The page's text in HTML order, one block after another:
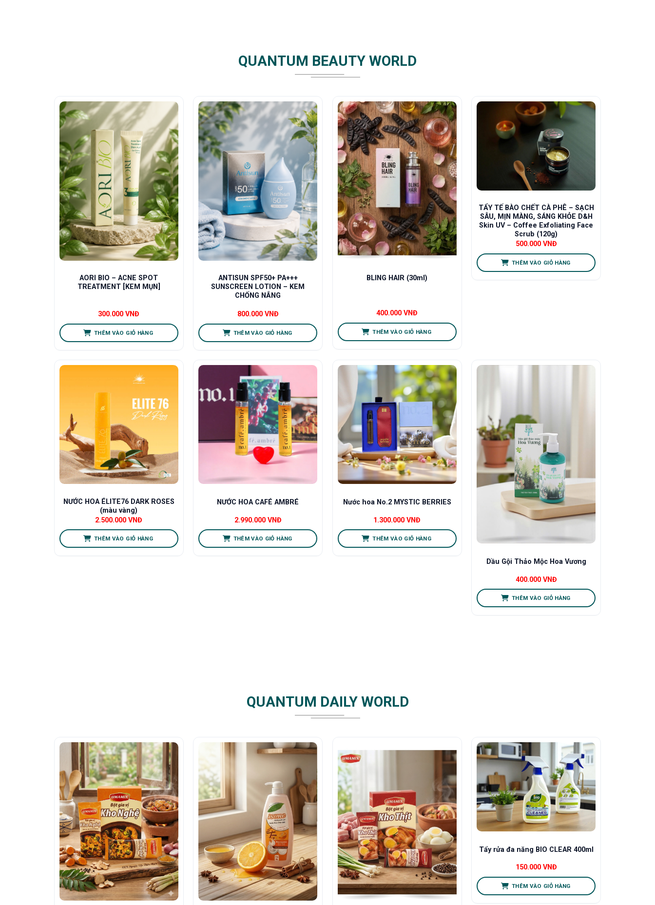
QUANTUM BEAUTY WORLD
AORI BIO – ACNE SPOT
TREATMENT [KEM MỤN]
300.000VNĐ
THÊM VÀO GIỎ HÀNG
ANTISUN SPF50+ PA+++
SUNSCREEN LOTION – KEM
CHỐNG NẮNG
800.000 VNĐ
THÊM VÀO GIỎ HÀNG
BLING HAIR (30ml)
400.000VNĐ
THÊM VÀO GIỎ HÀNG
TẨY TẾ BÀO CHẾT CÀ PHÊ – SẠCH
SÂU, MỊN MÀNG, SÁNG KHỎE D&H
Skin UV – Coffee Exfoliating Face
Scrub (120g)
500.000 VNĐ
THÊM VÀO GIỎ HÀNG
NƯỚC HOA ÉLITE76 DARK ROSES
(màu vàng)
2.500.000VNĐ
THÊM VÀO GIỎ HÀNG
NƯỚC HOA CAFÉ AMBRÉ
2.990.000 VNĐ
THÊM VÀO GIỎ HÀNG
Nước hoa No.2 MYSTIC BERRIES
1.300.000VNĐ
THÊM VÀO GIỎ HÀNG
Dầu Gội Thảo Mộc Hoa Vương
400.000 VNĐ
THÊM VÀO GIỎ HÀNG
QUANTUM DAILY WORLD
Tẩy rửa đa năng BIO CLEAR 400ml
150.000 VNĐ
THÊM VÀO GIỎ HÀNG